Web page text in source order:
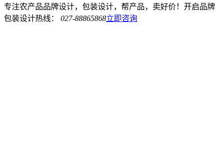
专注农产品品牌设计，包装设计，帮产品，卖好价！开启品牌
包装设计热线： 027-88865868立即咨询